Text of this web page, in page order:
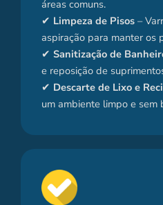
áreas comuns.
✔ Limpeza de Pisos –
aspiração para manter os
✔ Sanitização de
e reposição de
✔ Descarte de Lixo e
um ambiente limpo e sem